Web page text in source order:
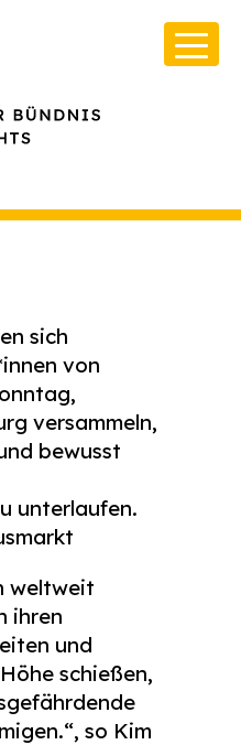
sich
von
versammeln,
bewusst
unterlaufen.
weltweit
ihren
und
schießen,
so Kim